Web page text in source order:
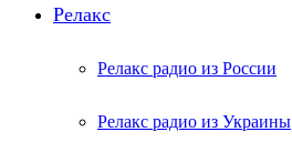
Релакс
Релакс радио из России
Релакс радио из Украины